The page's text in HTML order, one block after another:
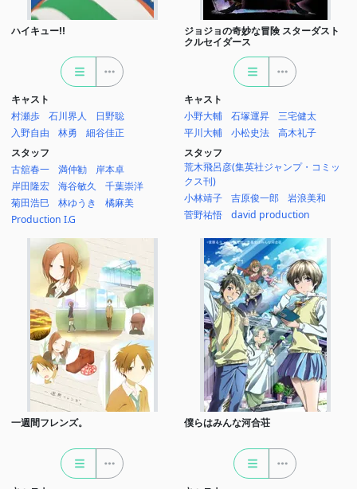
ハイキュー!!
キャスト
村瀬歩
石川界人
日野聡
入野自由
林勇
細谷佳正
スタッフ
古舘春一
満仲勧
岸本卓
岸田隆宏
海谷敏久
千葉崇洋
菊田浩巳
林ゆうき
橘麻美
Production I.G
ジョジョの奇妙な冒険 スターダスト
クルセイダース
キャスト
小野大輔
石塚運昇
三宅健太
平川大輔
小松史法
高木礼子
スタッフ
荒木飛呂彦(集英社ジャンプ・コミッ
クス刊)
小林靖子
吉原俊一郎
岩浪美和
菅野祐悟
david production
一週間フレンズ。 僕らはみんな河合荘